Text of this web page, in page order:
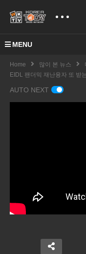
MENU
Home 많이 본 뉴스
EIDL 팬더믹 재난융자 또 받
AUTO NEXT